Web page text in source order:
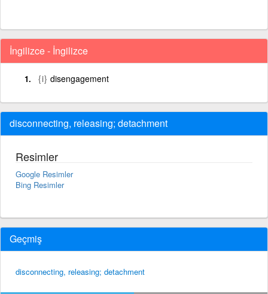
İngilizce - İngilizce
{i} disengagement
disconnecting, releasing; detachment
Resimler
Google Resimler
Bing Resimler
Geçmiş
disconnecting, releasing; detachment